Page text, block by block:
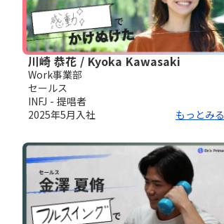
川崎 恭花 / Kyoka Kawasaki
Work事業部
セールス
INFJ - 提唱者
2025年5月入社 もっとみる